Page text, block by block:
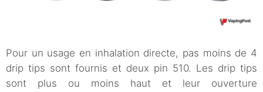
Pour un usage en inhalation directe, pas moins de 4
drip tips sont fournis et deux pin 510. Les drip tips
sont plus ou moins haut et leur ouverture